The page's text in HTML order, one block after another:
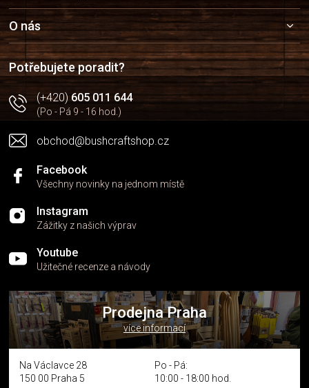
v
k
y
v
ý
p
s
a
t
í
O nás
Potřebujete poradit?
(+420)605 011 644
(Po - Pá 9 - 16 hod.)
obchod@bushcraftshop.cz
Facebook
Všechny novinky na jednom místě
Instagram
Zážitky z našich výprav
Youtube
Užitečné recenze a návody
Prodejna Praha
více informací
Na Václavce 28
150 00 Praha 5
Po - Pá:
10:00 - 18:00 hod.